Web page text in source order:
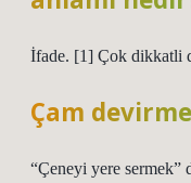
İfade. [1] Çok dikkatli
Çam
“Çeneyi yere